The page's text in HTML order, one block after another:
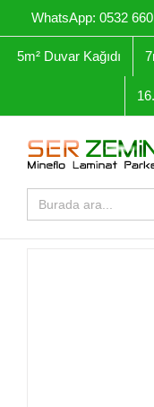
WhatsApp: 0532
5m² Duvar Kağıdı
Arama
yap: